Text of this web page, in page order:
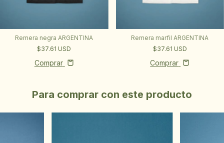
Remera negra ARGENTINA
$37.61 USD
Comprar
Remera marfil ARGENTINA
$37.61 USD
Comprar
Para comprar con este producto